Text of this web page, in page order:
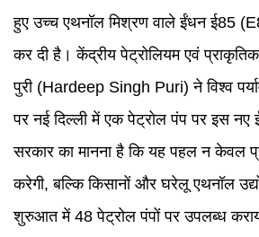
हुए उच्च एथनॉल मिश्रण वाले ईंधन ई85
कर दी है। केंद्रीय पेट्रोलियम एवं
पुरी (Hardeep Singh Puri) ने विश्व
पर नई दिल्ली में एक पेट्रोल पंप पर इस नए
सरकार का मानना है कि यह पहल न केवल
करेगी, बल्कि किसानों और घरेलू एथनॉल
शुरुआत में 48 पेट्रोल पंपों पर उपलब्ध